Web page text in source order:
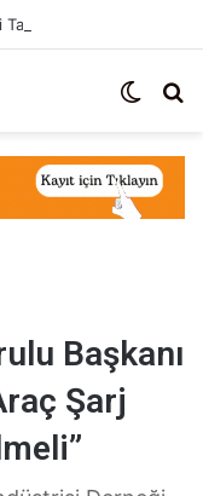
Dış
Başkanı
Şarj